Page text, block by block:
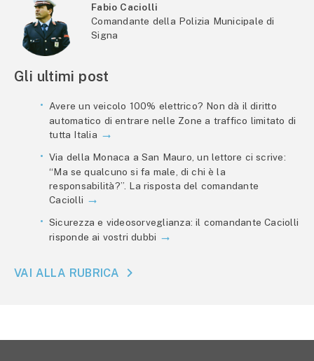
Fabio Caciolli
Comandante della Polizia Municipale di
Signa
Gli ultimi post
Avere un veicolo 100% elettrico? Non dà il diritto
automatico di entrare nelle Zone a traffico limitato di
tutta Italia
Via della Monaca a San Mauro, un lettore ci scrive:
“Ma se qualcuno si fa male, di chi è la
responsabilità?”. La risposta del comandante
Caciolli
Sicurezza e videosorveglianza: il comandante Caciolli
risponde ai vostri dubbi
VAI ALLA RUBRICA